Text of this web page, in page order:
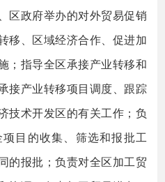
区政府举办的对外贸易促销
移、区域经济合作、促进加
；指导全区承接产业转移和
接产业转移项目调度、跟踪
技术开发区的有关工作；负
目的收集、筛选和报批工
的报批；负责对全区加工贸